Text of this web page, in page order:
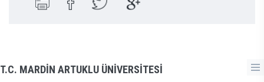
T.C. MARDİN ARTUKLU ÜNİVERSİTESİ